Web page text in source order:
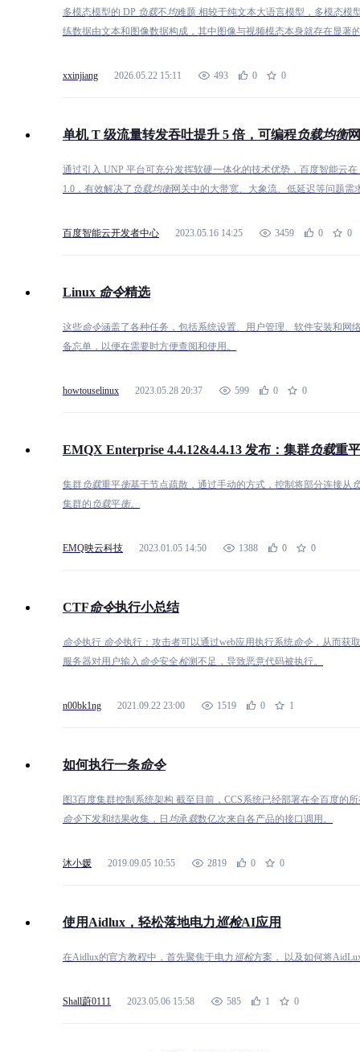
以达到监控健康状态的效果。 一种查找和连接服务的机制。 通过在etcd指定的主题下注册的服务业能在对应的主题下查找
到。为了确保连接，我们可以在每个服务机器上都部署一个proxy模式
通信，并且可以用gRPC支持的任何语言编写。因此，可以用Go语言
端等多个客户端调用，从而突破开发语言的限制。 服务注册：register.go `` /etcdAddr separated by commas func
RegisterEtcd(schema, etcdAddr, myHost string, myPort int, serviceName
context.WithCancel(context.Background()) resp, err := cli.Grant(ctx,
return fmt.Er
多模态模型的 DP 负载不均难题 相较于纯文本大语言模型，多模态模
练数据由文本和图像数据构成，其中图像与视频模态本身就存在显著
xxinjiang 2026.05.22 15:11 493 0 0
单机 T 级流量转发吞吐提升 5 倍，可编程负载均衡
通过引入 UNP 平台可充分发挥软硬一体化的技术优势，百度智能云在
1.0，有效解决了 负载均衡网关中的大带宽、大象流、低延迟等问题需
百度智能云开发者中心 2023.05.16 14:25 3459 0 0
Linux 命令精选
这些命令涵盖了各种任务，包括系统设置、用户管理、软件安装和网
备忘单，以便在需要时方便查阅和使用。
howtouselinux 2023.05.28 20:37 599 0 0
EMQX Enterprise 4.4.12&4.4.13 发布：集群负载重平
集群负载重平衡基于节点疏散，通过手动的方式，控制将部分连接从
集群的 负载平衡。
EMQ映云科技 2023.01.05 14:50 1388 0 0
CTF命令执行小总结
命令执行 命令执行：攻击者可以通过web应用执行系统 命令 ，从而获
服务器对用户输入 命令安全检测不足，导致恶意代码被执行。
n00bk1ng 2021.09.22 23:00 1519 0 1
如何执行一条命令
图3百度集群控制系统架构 截至目前，CCS系统已经部署在全百度的
命令下发和结果收集，日均承载数亿次来自各产品的接口调用。
沐小媛 2019.09.05 10:55 2819 0 0
使用Aidlux，轻松落地电力巡检AI应用
在Aidlux的官方教程中，首先聚焦于电力 巡检方案， 以及如何将
Shall蔚0111 2023.05.06 15:58 585 1 0